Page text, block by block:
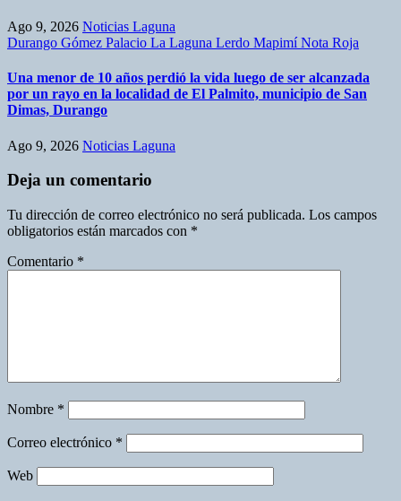
Ago 9, 2026 Noticias Laguna
Durango Gómez Palacio La Laguna Lerdo MapimíNota Roja
Una menor de 10 años perdió la vida luego de ser alcanzada
por un rayo en la localidad de El Palmito, municipio de San
Dimas, Durango
Ago 9, 2026 Noticias Laguna
Deja un comentario
Tu dirección de correo electrónico no será publicada. Los campos
obligatorios están marcados con *
Comentario *
Nombre *
Correo electrónico *
Web